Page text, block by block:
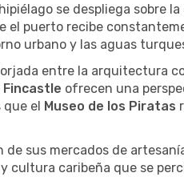
se despliega sobre
el puerto recibe
urbano y las aguas
entre la arquitectura
Fincastle ofrecen una
que el Museo de los Piratas
de sus mercados de
cultura caribeña que se